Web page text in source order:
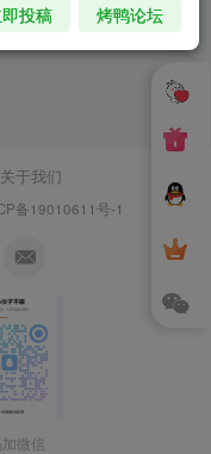
关于我们
备19010611号-1
微信
投稿 烤鸭论坛